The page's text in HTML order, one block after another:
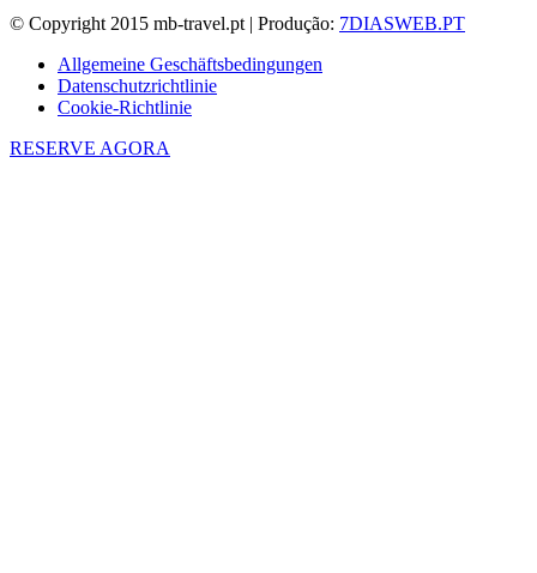
© Copyright 2015 mb-travel.pt | Produção: 7DIASWEB.PT
Allgemeine Geschäftsbedingungen
Datenschutzrichtlinie
Cookie-Richtlinie
RESERVE AGORA